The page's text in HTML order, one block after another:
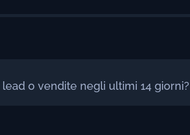
o vendite negli ultimi 14 giorni?